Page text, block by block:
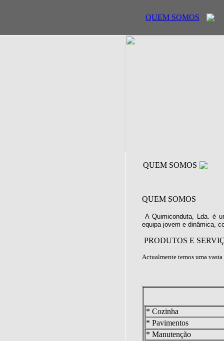
QUEM SOMOS
QUEM SOMOS
QUEM SOMOS
A Quimiconduta, Lda. é
equipa jovem e dinâmica,
PRODUTOS E
Actualmente temos uma
* Cozinha
* Pavimentos
* Manutenção